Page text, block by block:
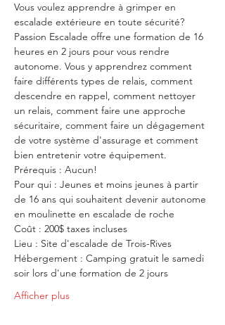
Vous voulez apprendre à grimper en
escalade extérieure en toute sécurité?
Passion Escalade offre une formation de 16
heures en 2 jours pour vous rendre
autonome. Vous y apprendrez comment
faire différents types de relais, comment
descendre en rappel, comment nettoyer
un relais, comment faire une approche
sécuritaire, comment faire un dégagement
de votre système d'assurage et comment
bien entretenir votre équipement.
Prérequis : Aucun!
Pour qui : Jeunes et moins jeunes à partir
de 16 ans qui souhaitent devenir autonome
en moulinette en escalade de roche
Coût : 200$ taxes incluses
Lieu : Site d'escalade de Trois-Rives
Hébergement : Camping gratuit le samedi
soir lors d'une formation de 2 jours
Afficher plus